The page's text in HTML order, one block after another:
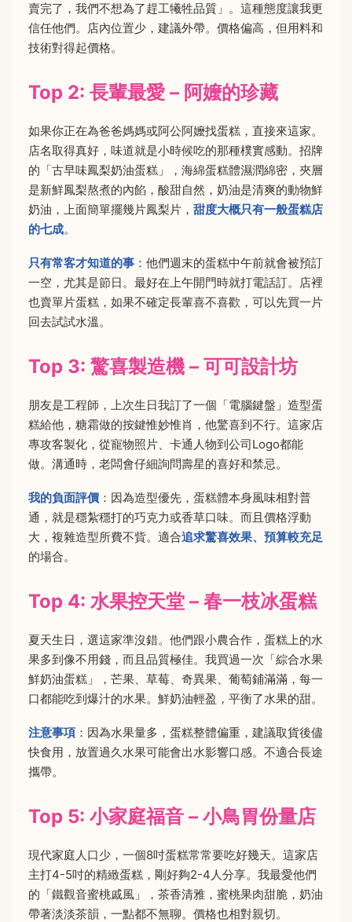
賣完了，我們不想為了趕工犧牲品質」。這種態度讓我更
信任他們。店內位置少，建議外帶。價格偏高，但用料和
技術對得起價格。
Top 2: 長輩最愛 – 阿嬤的珍藏
如果你正在為爸爸媽媽或阿公阿嬤找蛋糕，直接來這家。
店名取得真好，味道就是小時候吃的那種樸實感動。招牌
的「古早味鳳梨奶油蛋糕」，海綿蛋糕體濕潤綿密，夾層
是新鮮鳳梨熬煮的內餡，酸甜自然，奶油是清爽的動物鮮
奶油，上面簡單擺幾片鳳梨片， 甜度大概只有一般蛋糕店
的七成。
只有常客才知道的事 ：他們週末的蛋糕中午前就會被預訂
一空，尤其是節日。最好在上午開門時就打電話訂。店裡
也賣單片蛋糕，如果不確定長輩喜不喜歡，可以先買一片
回去試試水溫。
Top 3: 驚喜製造機 – 可可設計坊
朋友是工程師，上次生日我訂了一個「電腦鍵盤」造型蛋
糕給他，糖霜做的按鍵惟妙惟肖，他驚喜到不行。這家店
專攻客製化，從寵物照片、卡通人物到公司Logo都能
做。溝通時，老闆會仔細詢問壽星的喜好和禁忌。
我的負面評價 ：因為造型優先，蛋糕體本身風味相對普
通，就是穩紮穩打的巧克力或香草口味。而且價格浮動
大，複雜造型所費不貲。適合追求驚喜效果、預算較充足
的場合。
Top 4: 水果控天堂 – 春一枝冰蛋糕
夏天生日，選這家準沒錯。他們跟小農合作，蛋糕上的水
果多到像不用錢，而且品質極佳。我買過一次「綜合水果
鮮奶油蛋糕」，芒果、草莓、奇異果、葡萄鋪滿滿，每一
口都能吃到爆汁的水果。鮮奶油輕盈，平衡了水果的甜。
注意事項 ：因為水果量多，蛋糕整體偏重，建議取貨後儘
快食用，放置過久水果可能會出水影響口感。不適合長途
攜帶。
Top 5: 小家庭福音 – 小鳥胃份量店
現代家庭人口少，一個8吋蛋糕常常要吃好幾天。這家店
主打4-5吋的精緻蛋糕，剛好夠2-4人分享。我最愛他們
的「鐵觀音蜜桃戚風」，茶香清雅，蜜桃果肉甜脆，奶油
帶著淡淡茶韻，一點都不無聊。價格也相對親切。